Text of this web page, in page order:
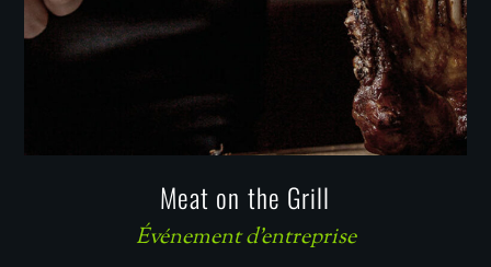
Meat on the Grill
Événement d'entreprise